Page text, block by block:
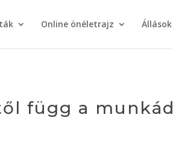
Online önéletrajz Állások
függ a